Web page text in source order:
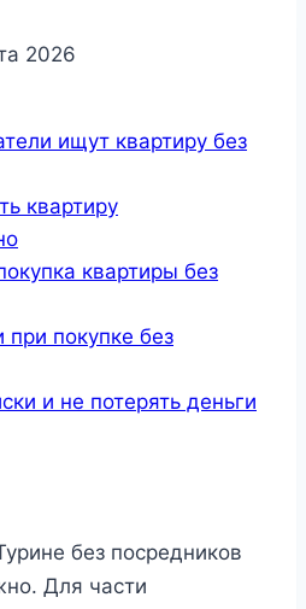
2026
ищут квартиру без
квартиру
квартиры без
при покупке без
и не потерять деньги
без посредников
Для части